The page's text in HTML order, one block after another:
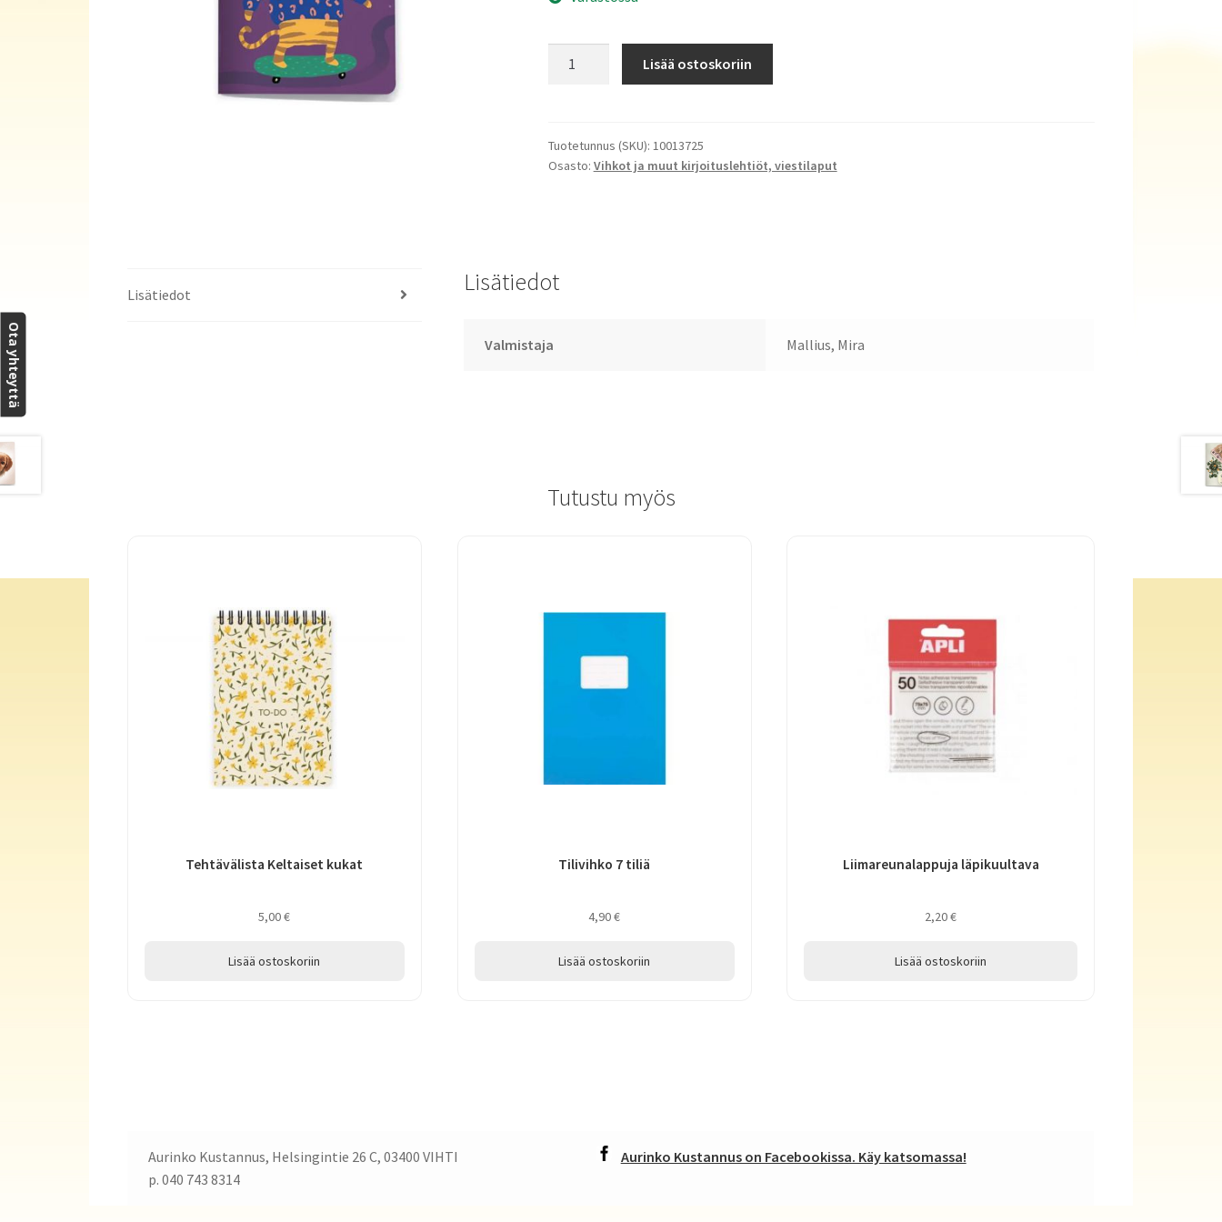
Lisää ostoskoriin
Tuotetunnus (SKU): 10013725
Osasto: Vihkot ja muut kirjoituslehtiöt, viestilaput
Lisätiedot Lisätiedot
Valmistaja Mallius, Mira
Tutustu myös
Tehtävälista Keltaiset kukat
5,00€
Lisää ostoskoriin
Tilivihko 7 tiliä
4,90€
Lisää ostoskoriin
Liimareunalappuja läpikuultava
2,20€
Lisää ostoskoriin
Aurinko Kustannus, Helsingintie 26 C, 03400 VIHTI
p. 040 743 8314
Aurinko Kustannus on Facebookissa. Käy katsomassa!
Ota yhteyttä